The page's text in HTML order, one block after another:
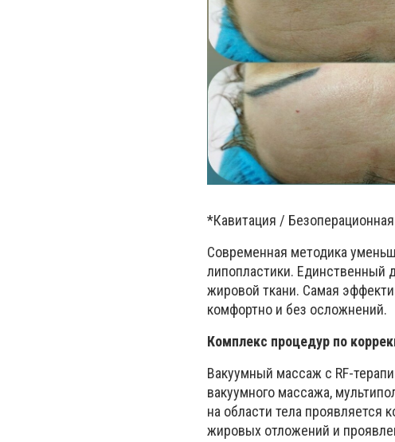
*Кавитация /
Современная методика
липопластики. Единственный
жировой ткани. Самая
комфортно и без осложнений.
Комплекс процедур по
Вакуумный массаж с RF-
вакуумного массажа,
на области тела проявляется
жировых отложений и